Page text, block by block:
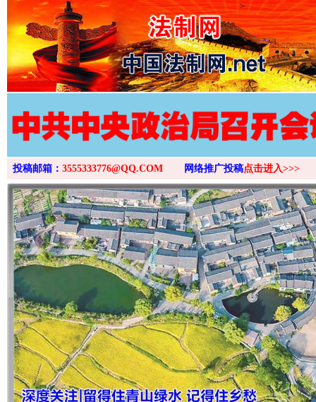
>
投稿邮箱： 3555333776@QQ.COM 网络推广投稿点击进入>>>